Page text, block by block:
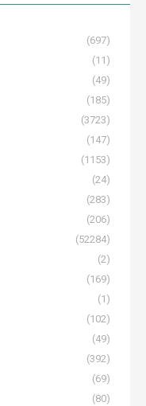
(697)
(11)
(49)
(185)
(3723)
(147)
(1153)
(24)
(283)
(206)
(52284)
(2)
(169)
(1)
(102)
(49)
(392)
(69)
(80)